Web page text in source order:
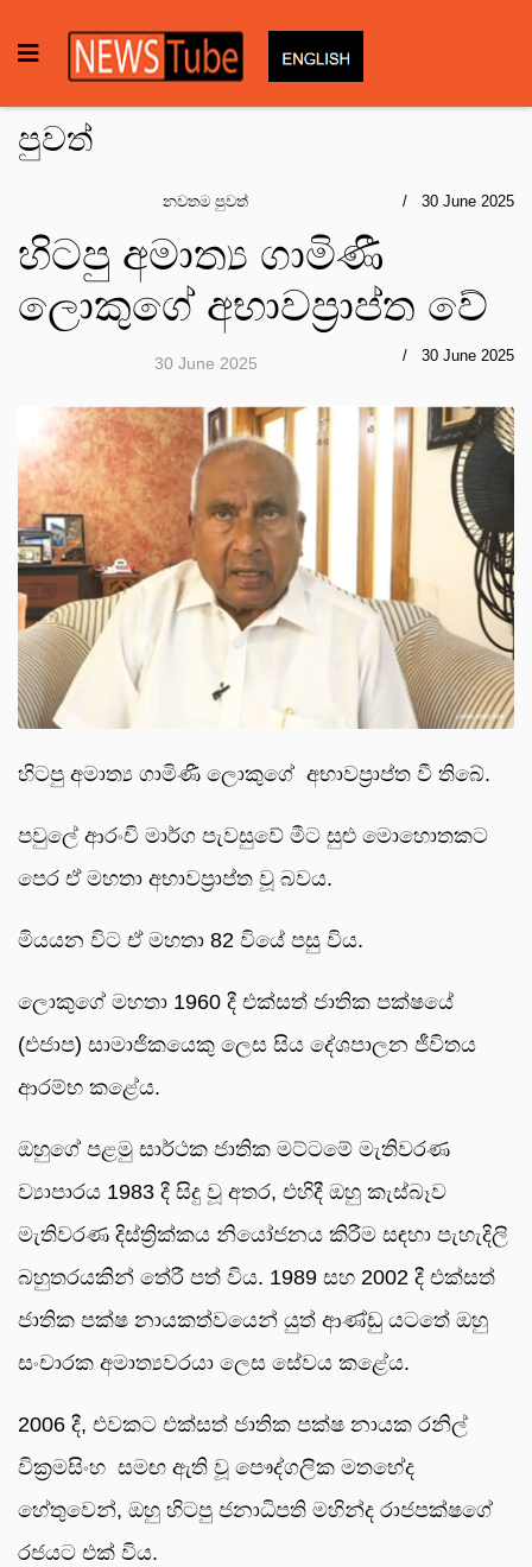
පුවත්
නවතම පුවත් 30 June 2025
හිටපු අමාත්‍ය ගාමිණී
ලොකුගේ අභාවප්‍රාප්ත වේ
30 June 2025 30 June 2025
හිටපු අමාත්‍ය ගාමිණී ලොකුගේ අභාවප්‍රාප්ත වී තිබේ.
පවුලේ ආරංචි මාර්ග පැවසුවේ මීට සුළු මොහොතකට
පෙර ඒ මහතා අභාවප්‍රාප්ත වූ බවය.
මියයන විට ඒ මහතා 82 වියේ පසු විය.
ලොකුගේ මහතා 1960 දී එක්සත් ජාතික පක්ෂයේ
(එජාප) සාමාජිකයෙකු ලෙස සිය දේශපාලන ජීවිතය
ආරම්භ කළේය.
ඔහුගේ පළමු සාර්ථක ජාතික මට්ටමේ මැතිවරණ
ව්‍යාපාරය 1983 දී සිදු වූ අතර, එහිදී ඔහු කැස්බෑව
මැතිවරණ දිස්ත්‍රික්කය නියෝජනය කිරීම සඳහා පැහැදිලි
බහුතරයකින් තේරී පත් විය. 1989 සහ 2002 දී එක්සත්
ජාතික පක්ෂ නායකත්වයෙන් යුත් ආණ්ඩු යටතේ ඔහු
සංචාරක අමාත්‍යවරයා ලෙස සේවය කළේය.
2006 දී, එවකට එක්සත් ජාතික පක්ෂ නායක රනිල්
වික්‍රමසිංහ සමඟ ඇති වූ පෞද්ගලික මතභේද
හේතුවෙන්, ඔහු හිටපු ජනාධිපති මහින්ද රාජපක්ෂගේ
රජයට එක් විය.